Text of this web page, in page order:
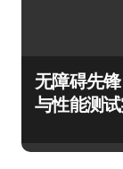
无障碍先
与性能测